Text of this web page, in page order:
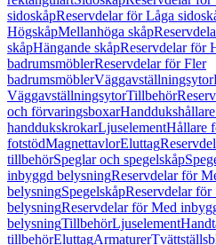
sidoskåpReservdelar för Låga
HögskåpMellanhöga skåp
skåpHängande skåpReservdelar för
badrumsmöblerReservdelar för Fler
badrumsmöblerVäggavställningsytor
VäggavställningsytorTillbehör
och förvaringsboxar
handdukskrokarLjuselementHållare
fotstödMagnettavlorEluttag
tillbehörSpeglar och spegelskåp
inbyggd belysningReservdelar för
belysningSpegelskåpReservdelar för
belysningReservdelar för Med
belysningTillbehörLjuselement
tillbehörEluttagArmaturer